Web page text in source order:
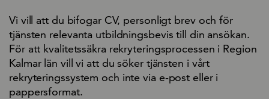
Vi vill att du bifogar CV, personligt brev och för
tjänsten relevanta utbildningsbevis till din ansökan.
För att kvalitetssäkra rekryteringsprocessen i Region
Kalmar län vill vi att du söker tjänsten i vårt
rekryteringssystem och inte via e-post eller i
pappersformat.